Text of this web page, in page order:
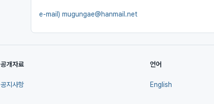
e-mail)mugungae@hanmail.net
공개자료
공지사항
언어
English